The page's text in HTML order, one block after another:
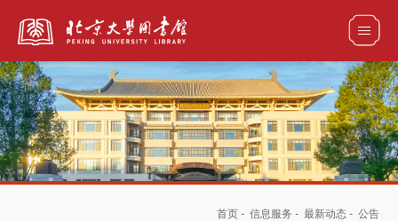
全部资源
首页 - 信息服务 - 最新动态 - 公告